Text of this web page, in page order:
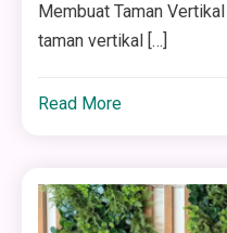
Membuat Taman
taman vertikal […]
Read More